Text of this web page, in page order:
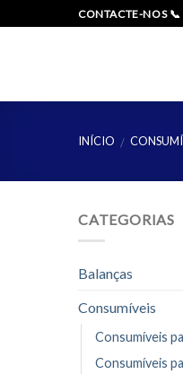
to
CONTACTE-NOS
INÍCIO /
CATEGORIAS
Balanças
Consumíveis
Consumíveis
Consumíveis